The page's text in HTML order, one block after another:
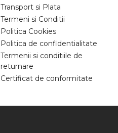
Transport si Plata
Termeni si Conditii
Politica Cookies
Politica de confidentialitate
Termenii si conditiile de
returnare
Certificat de conformitate